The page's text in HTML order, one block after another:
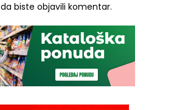
da biste objavili komentar.